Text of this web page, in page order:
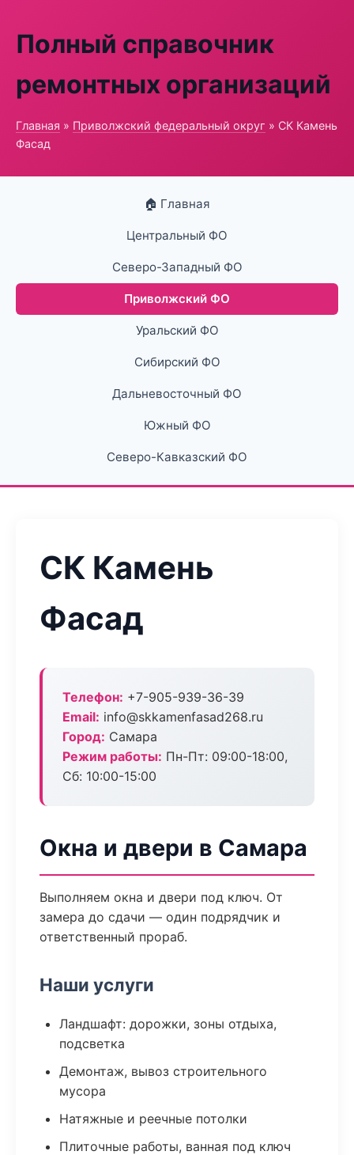
Полный справочник
ремонтных организаций
Главная » Приволжский федеральный округ » СК Камень
Фасад
🏠 Главная
Центральный ФО
Северо-Западный ФО
Приволжский ФО
Уральский ФО
Сибирский ФО
Дальневосточный ФО
Южный ФО
Северо-Кавказский ФО
СК Камень
Фасад
Телефон: +7-905-939-36-39
Email: info@skkamenfasad268.ru
Город: Самара
Режим работы: Пн-Пт: 09:00-18:00,
Сб: 10:00-15:00
Окна и двери в Самара
Выполняем окна и двери под ключ. От
замера до сдачи — один подрядчик и
ответственный прораб.
Наши услуги
Ландшафт: дорожки, зоны отдыха,
подсветка
Демонтаж, вывоз строительного
мусора
Натяжные и реечные потолки
Плиточные работы, ванная под ключ